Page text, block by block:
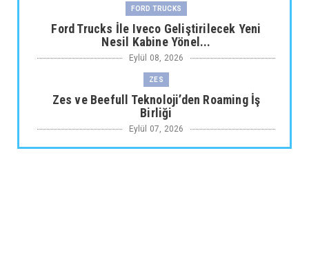
FORD TRUCKS
Ford Trucks İle Iveco Geliştirilecek Yeni
Nesil Kabine Yönel...
Eylül 08, 2026
ZES
Zes ve Beefull Teknoloji’den Roaming İş
Birliği
Eylül 07, 2026
TOGG